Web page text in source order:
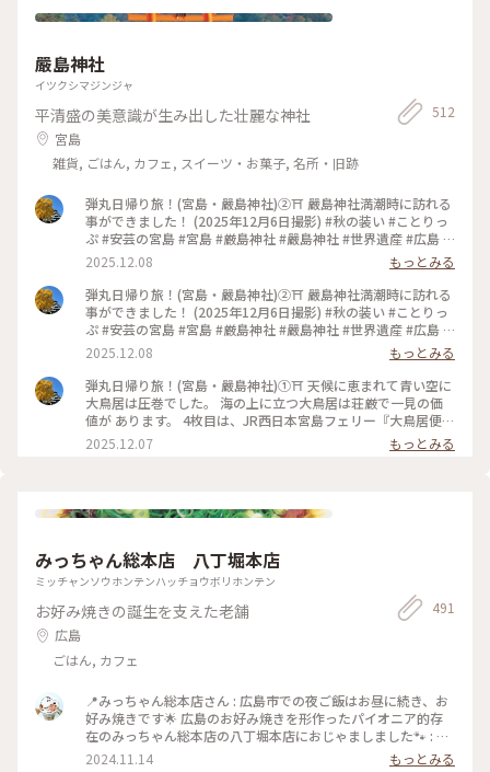
#海岸通り #尾道海岸通り #海の見える町 #尾道 #向島 #広島 #
コーヒー #コーヒー #ほっとひと息 #尾道カフェ #カフェ #広島
広島県
嚴島神社
イツクシマジンジャ
平清盛の美意識が生み出した壮麗な神社
宮島
雑貨, ごはん, カフェ, スイーツ・お菓子, 名所・旧跡
512
弾丸日帰り旅！(宮島・嚴島神社)②⛩️ 嚴島神社満潮時に訪れる
事ができました！ (2025年12月6日撮影) #秋の装い #ことりっ
ぷ #安芸の宮島 #宮島 #厳島神社 #嚴島神社 #世界遺産 #広島 #
廿日市
2025.12.08
もっとみる
弾丸日帰り旅！(宮島・嚴島神社)②⛩️ 嚴島神社満潮時に訪れる
事ができました！ (2025年12月6日撮影) #秋の装い #ことりっ
ぷ #安芸の宮島 #宮島 #厳島神社 #嚴島神社 #世界遺産 #広島 #
廿日市
2025.12.08
もっとみる
弾丸日帰り旅！(宮島・嚴島神社)①⛩️ 天候に恵まれて青い空に
大鳥居は圧巻でした。 海の上に立つ大鳥居は荘厳で一見の価
値が あります。 4枚目は、JR西日本宮島フェリー『大鳥居便』
からの眺めです⛴️ (2025年12月6日撮影) #秋の装い #ことりっ
ぷ #安芸の宮島 #宮島 #厳島神社 #嚴島神社 #世界遺産 #広島 #
2025.12.07 もっとみる
みっちゃん総本店 八丁堀本店
ミッチャンソウホンテンハッチョウボリホンテン
お好み焼きの誕生を支えた老舗
広島
ごはん, カフェ
491
📍みっちゃん総本店さん : 広島市での夜ご飯はお昼に続き、お
好み焼きです🌟 広島のお好み焼きを形作ったパイオニア的存
在のみっちゃん総本店の八丁堀本店におじゃましました🐾 : 翌
日の出発が早かったのと人気店ということもあり、早め早めの
2024.11.14
もっとみる